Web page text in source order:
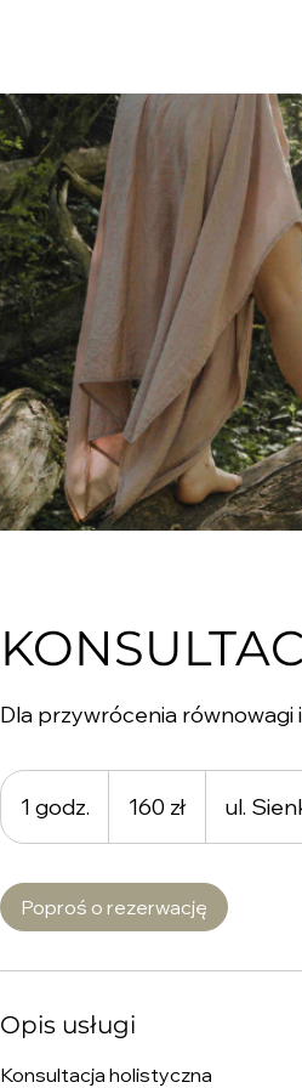
Dla przywrócenia równowagi
1 godz.
g
d
z
polskich
160 zł ul.
Poproś o rezerwację
Opis usługi
Konsultacja holistyczna